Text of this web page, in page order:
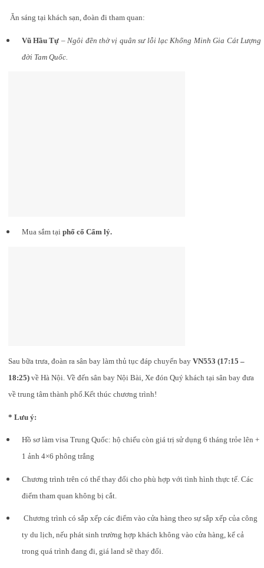
Ăn sáng tại khách sạn, đoàn đi tham quan:
Vũ Hầu Tự – Ngôi đền thờ vị quân sư lỗi lạc Khổng Minh Gia Cát Lượng
đời Tam Quốc.
Mua sắm tại phố cổ Cẩm lý.
Sau bữa trưa, đoàn ra sân bay làm thủ tục đáp chuyến bay VN553 (17:15 –
18:25)về Hà Nội. Về đến sân bay Nội Bài, Xe đón Quý khách tại sân bay đưa
về trung tâm thành phố.Kết thúc chương trình!
* Lưu ý:
Hồ sơ làm visa Trung Quốc: hộ chiếu còn giá trị sử dụng 6 tháng trỏe lên +
1 ảnh 4×6 phông trắng
Chương trình trên có thể thay đổi cho phù hợp với tình hình thực tế. Các
điểm tham quan không bị cắt.
Chương trình có sắp xếp các điểm vào cửa hàng theo sự sắp xếp của công
ty du lịch, nếu phát sinh trường hợp khách không vào cửa hàng, kể cả
trong quá trình đang đi, giá land sẽ thay đổi.